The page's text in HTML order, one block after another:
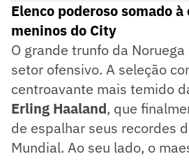
Elenco poderoso somado
meninos do City
O grande trunfo da
setor ofensivo. A seleção
centroavante mais temido
Erling Haaland, que
de espalhar seus recordes
Mundial. Ao seu lado, o